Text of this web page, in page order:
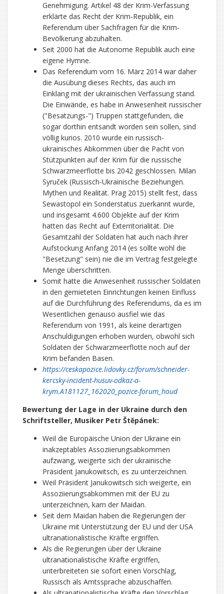
Genehmigung. Artikel 48 der Krim-Verfassung
erklärte das Recht der Krim-Republik, ein
Referendum über Sachfragen für die Krim-
Bevölkerung abzuhalten.
Seit 2000 hat die Autonome Republik auch eine
eigene Hymne.
Das Referendum vom 16. März 2014 war daher
die Ausübung dieses Rechts, das auch im
Einklang mit der ukrainischen Verfassung stand.
Die Einwände, es habe in Anwesenheit russischer
("Besatzungs-") Truppen stattgefunden, die
sogar dorthin entsandt worden sein sollen, sind
völlig kurios. 2010 wurde ein russisch-
ukrainisches Abkommen über die Pacht von
Stützpunkten auf der Krim für die russische
Schwarzmeerflotte bis 2042 geschlossen. Milan
Syruček (Russisch-Ukrainische Beziehungen.
Mythen und Realität. Prag 2015) stellt fest, dass
Sewastopol ein Sonderstatus zuerkannt wurde,
und insgesamt 4.600 Objekte auf der Krim
hatten das Recht auf Exterritorialität. Die
Gesamtzahl der Soldaten hat auch nach ihrer
Aufstockung Anfang 2014 (es sollte wohl die
"Besetzung" sein) nie die im Vertrag festgelegte
Menge überschritten.
Somit hatte die Anwesenheit russischer Soldaten
in den gemieteten Einrichtungen keinen Einfluss
auf die Durchführung des Referendums, da es im
Wesentlichen genauso ausfiel wie das
Referendum von 1991, als keine derartigen
Anschuldigungen erhoben wurden, obwohl sich
Soldaten der Schwarzmeerflotte noch auf der
Krim befanden Basen.
https://ceskapozice.lidovky.cz/forum/schneider-
kercsky-incident-husuv-odkaz-a-
krym.A181127_162020_pozice-forum_houd
Bewertung der Lage in der Ukraine durch den
Schriftsteller, Musiker Petr Štěpánek:
Weil die Europäische Union der Ukraine ein
inakzeptables Assoziierungsabkommen
aufzwang, weigerte sich der ukrainische
Präsident Janukowitsch, es zu unterzeichnen.
Weil Präsident Janukowitsch sich weigerte, ein
Assoziierungsabkommen mit der EU zu
unterzeichnen, kam der Maidan.
Seit dem Maidan haben die Regierungen der
Ukraine mit Unterstützung der EU und der USA
ultranationalistische Kräfte ergriffen.
Als die Regierungen über der Ukraine
ultranationalistische Kräfte ergriffen,
unterbreiteten sie sofort einen Vorschlag,
Russisch als Amtssprache abzuschaffen.